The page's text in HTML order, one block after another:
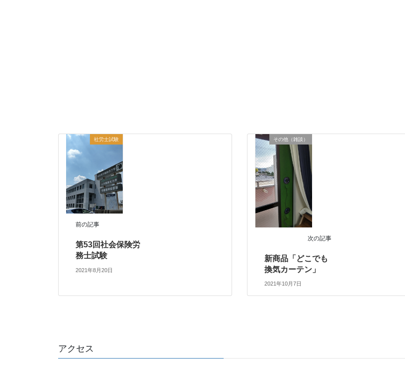
社労士試験
前の記事
第53回社会保険労
務士試験
2021年8月20日
その他（雑談）
次の記事
新商品「どこでも
換気カーテン」
2021年10月7日
アクセス